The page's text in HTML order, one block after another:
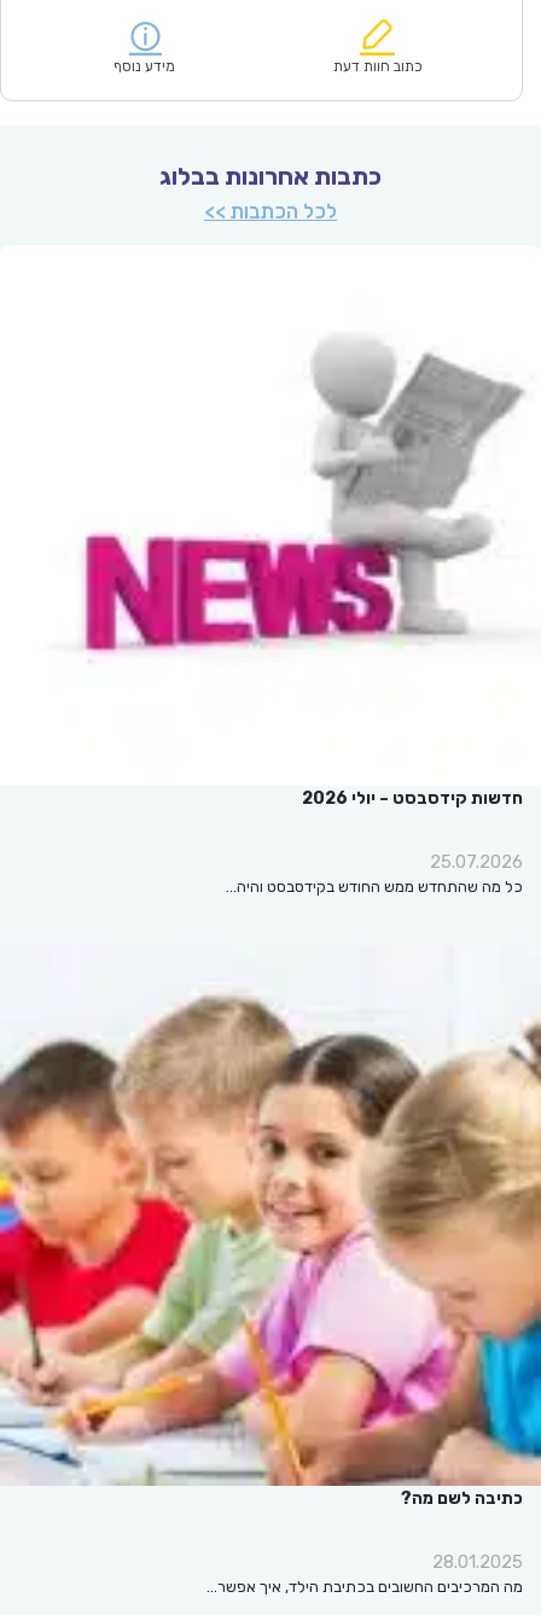
₪53.00.
הוא:
כתוב חוות דעת מידע נוסף
כתבות אחרונות בבלוג
לכל הכתבות >>
חדשות קידסבסט – יולי 2026
25.07.2026
כל מה שהתחדש ממש החודש בקידסבסט והיה…
כתיבה לשם מה?
28.01.2025
מה המרכיבים החשובים בכתיבת הילד, איך אפשר…